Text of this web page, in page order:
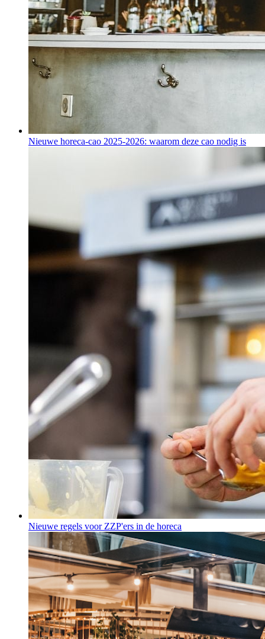
Nieuwe horeca-cao 2025-2026: waarom deze cao nodig is
Nieuwe regels voor ZZP'ers in de horeca